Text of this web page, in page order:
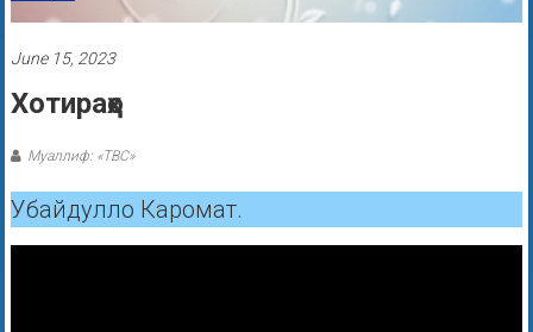
June 15, 2023
Хотираҳо
Муаллиф: «ТВС»
Убайдулло Каромат.